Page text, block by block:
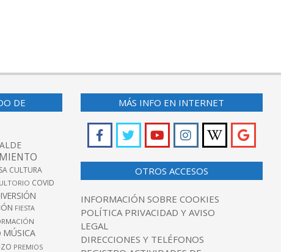
DE
CULTURA
COVID
FIESTA
MÚSICA
PREMIOS
MÁS INFO EN INTERNET
OTROS ACCESOS
INFORMACIÓN SOBRE COOKIES
POLÍTICA PRIVACIDAD Y AVISO
LEGAL
DIRECCIONES Y TELÉFONOS